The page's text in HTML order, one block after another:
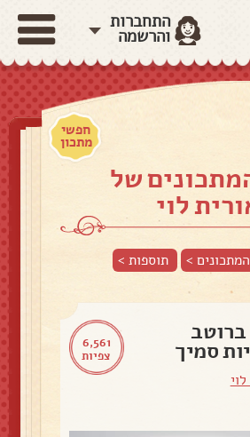
התחברות
והרשמה
חפשי
מתכון
של
לוי
> תוספות>
6,561
צפיות
ברוטב
סמיך